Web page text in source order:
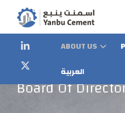
ABOUT US
العربية
Board Of